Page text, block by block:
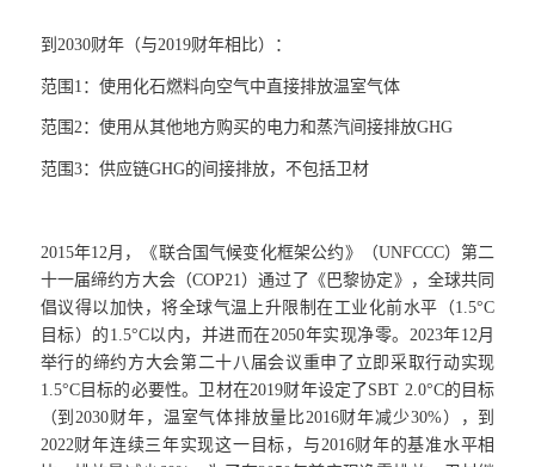
到2030财年（与2019财年相比）：
范围1：使用化石燃料向空气中直接排放温室气体
范围2：使用从其他地方购买的电力和蒸汽间接排放GHG
范围3：供应链GHG的间接排放，不包括卫材
2015年12月，《联合国气候变化框架公约》（UNFCCC）第二
十一届缔约方大会（COP21）通过了《巴黎协定》，全球共同
倡议得以加快，将全球气温上升限制在工业化前水平（1.5°C
目标）的1.5°C以内，并进而在2050年实现净零。2023年12月
举行的缔约方大会第二十八届会议重申了立即采取行动实现
1.5°C目标的必要性。卫材在2019财年设定了SBT 2.0°C的目标
（到2030财年，温室气体排放量比2016财年减少30%），到
2022财年连续三年实现这一目标，与2016财年的基准水平相